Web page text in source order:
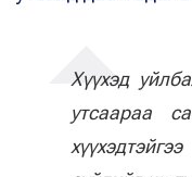
Хүүхэд
утсаараа